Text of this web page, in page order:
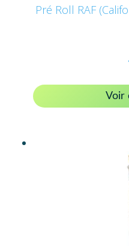
Pré Roll RAF
Voir